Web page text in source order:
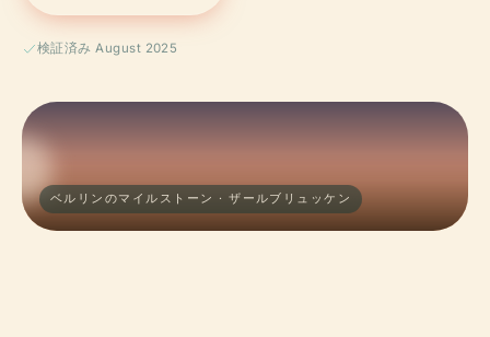
検証済み August 2025
ベルリンのマイルストーン · ザールブリュッケン